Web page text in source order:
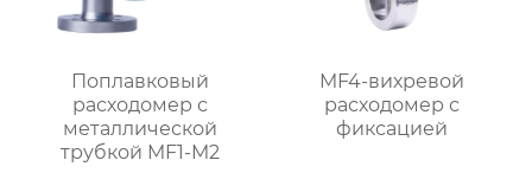
Поплавковый
расходомер с
металлической
трубкой MF1-M2
MF4-вихревой
расходомер с
фиксацией